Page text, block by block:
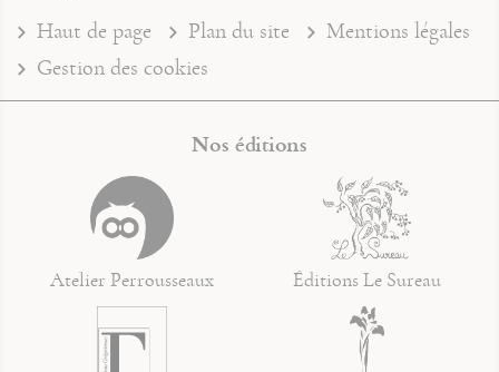
Haut de page Plan du site
Mentions légales
Gestion des cookies
Nos éditions
Atelier Perrousseaux Éditions Le Sureau